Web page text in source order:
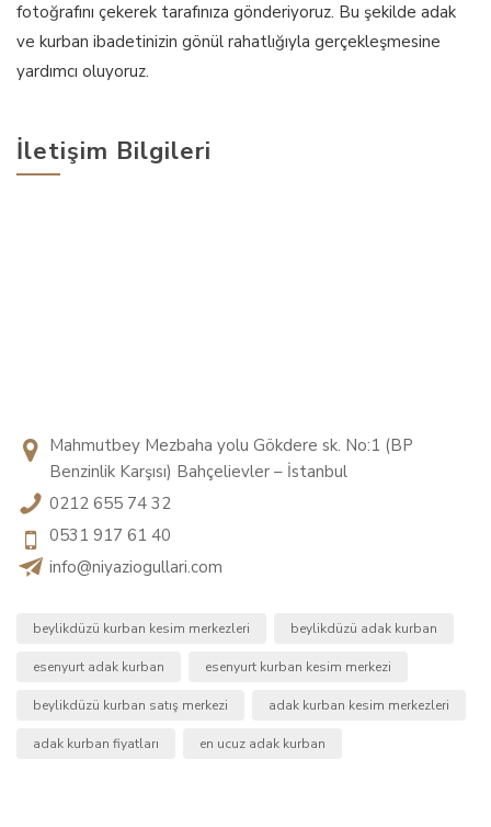
fotoğrafını çekerek tarafınıza gönderiyoruz. Bu şekilde adak
ve kurban ibadetinizin gönül rahatlığıyla gerçekleşmesine
yardımcı oluyoruz.
İletişim Bilgileri
Mahmutbey Mezbaha yolu Gökdere sk. No:1 (BP
Benzinlik Karşısı) Bahçelievler – İstanbul
0212 655 74 32
0531 917 61 40
info@niyaziogullari.com
beylikdüzü kurban kesim merkezleri beylikdüzü adak kurban
esenyurt adak kurban esenyurt kurban kesim merkezi
beylikdüzü kurban satış merkezi adak kurban kesim merkezleri
adak kurban fiyatları en ucuz adak kurban